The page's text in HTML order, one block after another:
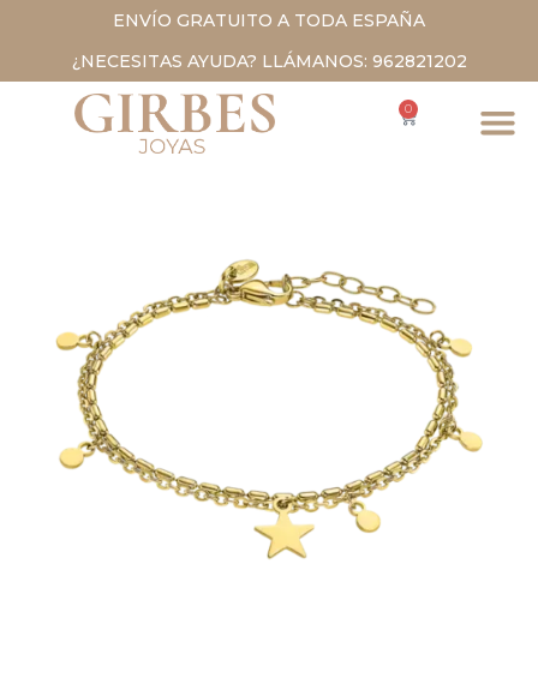
ENVÍO GRATUITO A TODA ESPAÑA
¿NECESITAS AYUDA? LLÁMANOS: 962821202
0